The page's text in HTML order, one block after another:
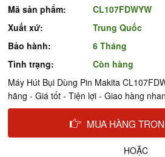
Mã sản phẩm:
CL107FDWYW
Xuất xứ:
Trung Quốc
Bảo hành:
6 Tháng
Tình trạng:
Còn hàng
Máy Hút Bụi Dùng Pin Makita
hãng - Giá tốt - Tiện lợi - Giao hàng
MUA HÀNG
HOẶC